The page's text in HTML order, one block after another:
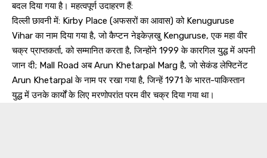
बदल दिया गया है। महत्वपूर्ण उदाहरण हैं:
दिल्ली छावनी में: Kirby Place (अफसरों का आवास) को Kenuguruse
Vihar का नाम दिया गया है, जो कैप्टन नेइकेज़खु Kenguruse, एक महा वीर
चक्र प्राप्तकर्ता, को सम्मानित करता है, जिन्होंने 1999 के कारगिल युद्ध में अपनी
जान दी; Mall Road अब Arun Khetarpal Marg है, जो सेकंड लेफ्टिनेंट
Arun Khetarpal के नाम पर रखा गया है, जिन्हें 1971 के भारत-पाकिस्तान
युद्ध में उनके कार्यों के लिए मरणोपरांत परम वीर चक्र दिया गया था।